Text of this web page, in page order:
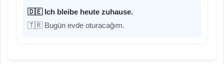
🇩🇪 Ich bleibe heute zuhause.
🇹🇷 Bugün evde oturacağım.